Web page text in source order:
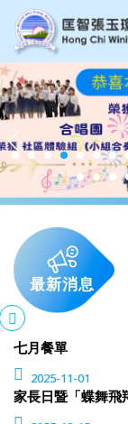
最新消息
七月餐單
2025-11-01
家長日暨「蝶舞飛